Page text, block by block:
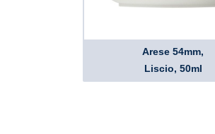
Arese 54mm,
Liscio, 50ml